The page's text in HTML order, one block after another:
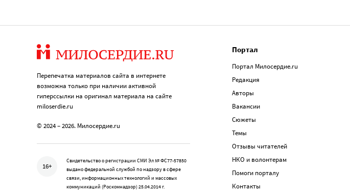
Перепечатка материалов сайта в интернете
возможна только при наличии активной
гиперссылки на оригинал материала на сайте
miloserdie.ru
© 2024 – 2026. Милосердие.ru
16+
Свидетельство о регистрации СМИ Эл № ФС77-57850
выдано федеральной службой по надзору в сфере
связи, информационных технологий и массовых
коммуникаций (Роскомнадзор) 25.04.2014 г.
Портал
Портал Милосердие.ru
Редакция
Авторы
Вакансии
Сюжеты
Темы
Отзывы читателей
НКО и волонтерам
Помоги порталу
Контакты